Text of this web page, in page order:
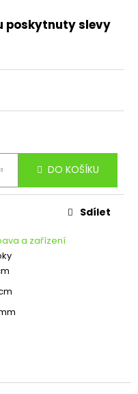
poskytnuty slevy
DO KOŠÍKU
a zařízení
Sdílet